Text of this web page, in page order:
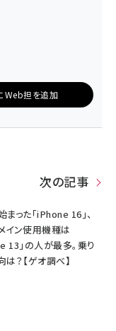
Web担を追加
次の記事
まった「iPhone 16」、
イン使用機種は
13」の人が最多。乗り
は？【ゲオ調べ】